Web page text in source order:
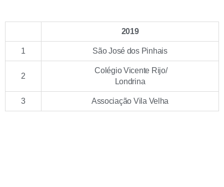
2019
1 São José dos Pinhais
2
Colégio Vicente Rijo/
Londrina
3 Associação Vila Velha